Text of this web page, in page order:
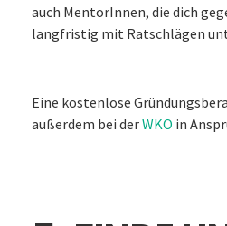
auch MentorInnen, die dich
langfristig mit Ratschlägen
Eine kostenlose
außerdem bei derWKO in